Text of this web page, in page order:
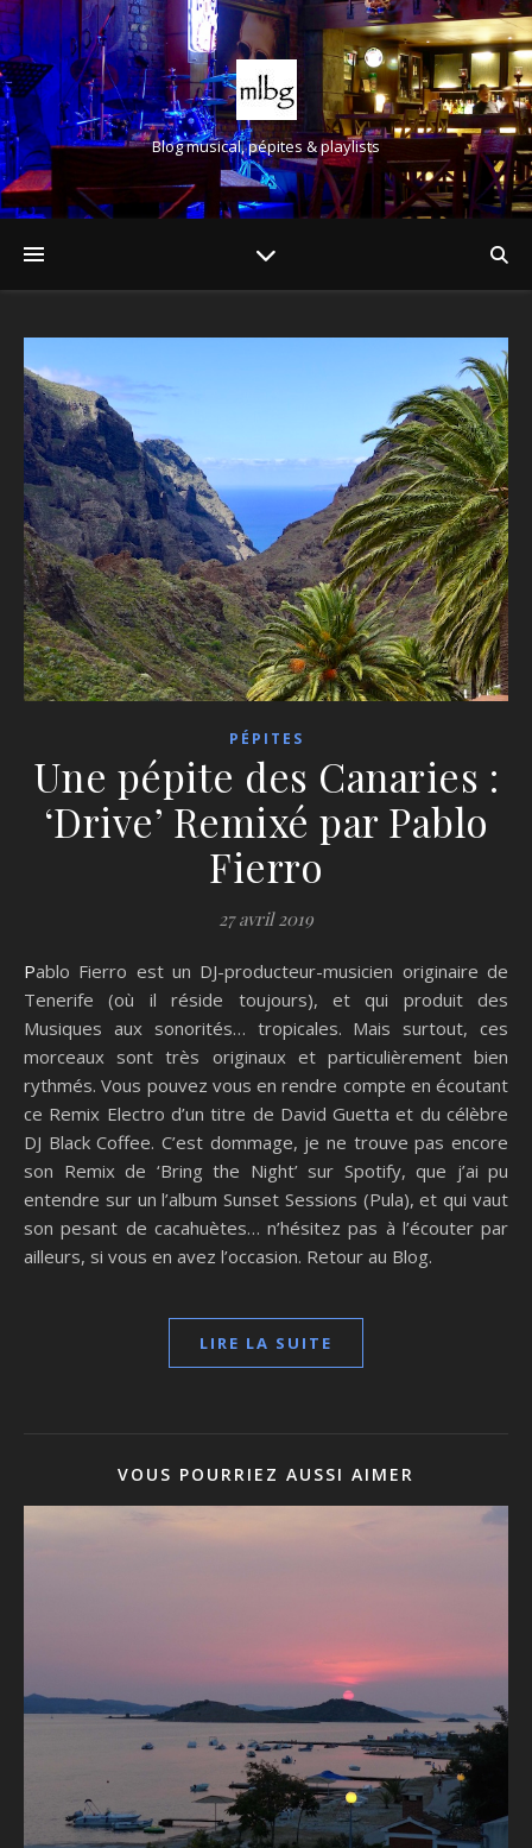
Blog musical, pépites & playlists
PÉPITES
Une pépite des Canaries :
‘Drive’ Remixé par Pablo
Fierro
27 avril 2019
Pablo Fierro est un DJ-producteur-musicien originaire de
Tenerife (où il réside toujours), et qui produit des
Musiques aux sonorités… tropicales. Mais surtout, ces
morceaux sont très originaux et particulièrement bien
rythmés. Vous pouvez vous en rendre compte en écoutant
ce Remix Electro d’un titre de David Guetta et du célèbre
DJ Black Coffee. C’est dommage, je ne trouve pas encore
son Remix de ‘Bring the Night’ sur Spotify, que j’ai pu
entendre sur un l’album Sunset Sessions (Pula), et qui vaut
son pesant de cacahuètes… n’hésitez pas à l’écouter par
ailleurs, si vous en avez l’occasion. Retour au Blog.
LIRE LA SUITE
VOUS POURRIEZ AUSSI AIMER